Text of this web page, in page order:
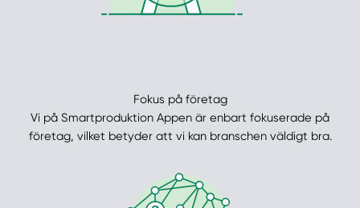
Fokus på företag
Vi på Smartproduktion Appen är enbart fokuserade på
företag, vilket betyder att vi kan branschen väldigt bra.